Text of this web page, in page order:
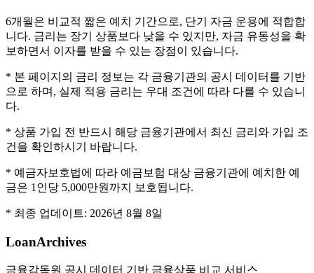
6개월은 비교적 짧은 예치 기간으로, 단기 자금 운용에 적합합
니다. 금리는 장기 상품보다 낮을 수 있지만, 자금 유동성을 확
보하면서 이자를 받을 수 있는 장점이 있습니다.
* 본 페이지의 금리 정보는 각 금융기관의 공시 데이터를 기반
으로 하며, 실제 적용 금리는 우대 조건에 따라 다를 수 있습니
다.
* 상품 가입 전 반드시 해당 금융기관에서 최신 금리와 가입 조
건을 확인하시기 바랍니다.
* 예금자보호법에 따라 예금보험 대상 금융기관에 예치한 예
금은 1인당 5,000만원까지 보호됩니다.
* 최종 업데이트: 2026년 8월 8일
LoanArchives
금융감독원 공시 데이터 기반 금융상품 비교 서비스